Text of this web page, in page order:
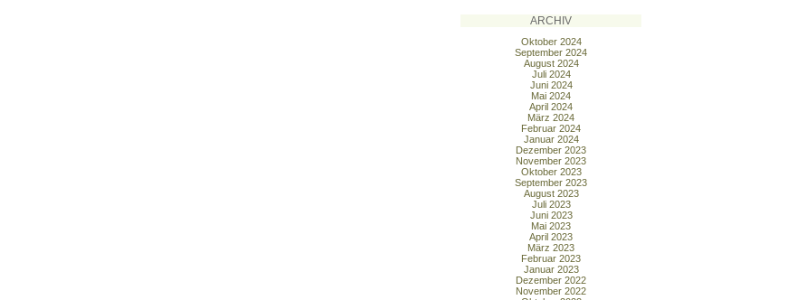
ARCHIV
Oktober 2024
September 2024
August 2024
Juli 2024
Juni 2024
Mai 2024
April 2024
März 2024
Februar 2024
Januar 2024
Dezember 2023
November 2023
Oktober 2023
September 2023
August 2023
Juli 2023
Juni 2023
Mai 2023
April 2023
März 2023
Februar 2023
Januar 2023
Dezember 2022
November 2022